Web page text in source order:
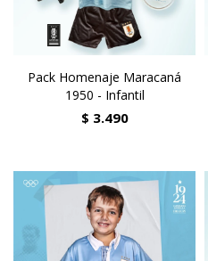
Pack Homenaje Maracaná
1950 - Infantil
$ 3.490